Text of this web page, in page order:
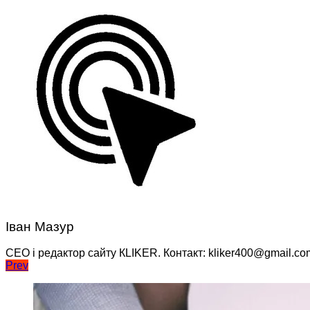
Іван Мазур
CEO і редактор сайту КLIKER. Контакт:
Навігація
записів
Prev